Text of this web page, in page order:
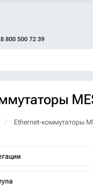
8 800 500 72 39
Ethernet-коммутаторы